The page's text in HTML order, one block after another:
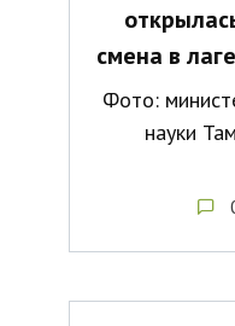
смена в
Фото:
науки